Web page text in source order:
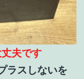
夫です
ラスしないを